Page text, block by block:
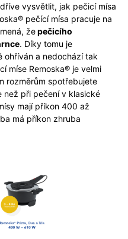
vysvětlit, jak pečicí mísa
pečící mísa pracuje na
žepečicího
. Díky tomu je
ohříván a nedochází tak
míse Remoska® je velmi
rozměrům spotřebujete
než při pečení v klasické
mají příkon 400 až
má příkon zhruba